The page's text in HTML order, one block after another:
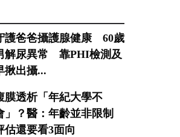
護爸爸攝護腺健康 60歲
解尿異常 靠PHI檢測及
揪出攝...
膜透析「年紀大學不
」？醫：年齡並非限制
估還要看3面向